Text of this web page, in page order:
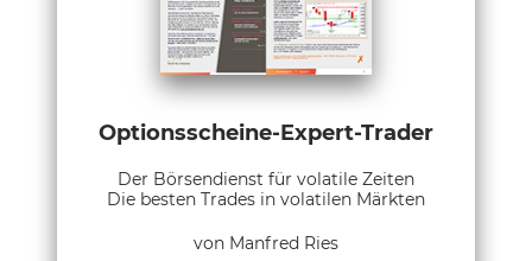
Optionsscheine-Expert-Trader
Der Börsendienst für volatile Zeiten
Die besten Trades in volatilen Märkten
von Manfred Ries